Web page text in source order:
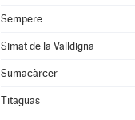
Sempere
Simat de la Valldigna
Sumacàrcer
Titaguas